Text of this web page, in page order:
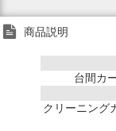
商品説明
台間カ
クリーニング